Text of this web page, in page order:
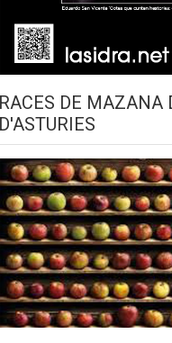
RACES DE MAZANA
D'ASTURIES